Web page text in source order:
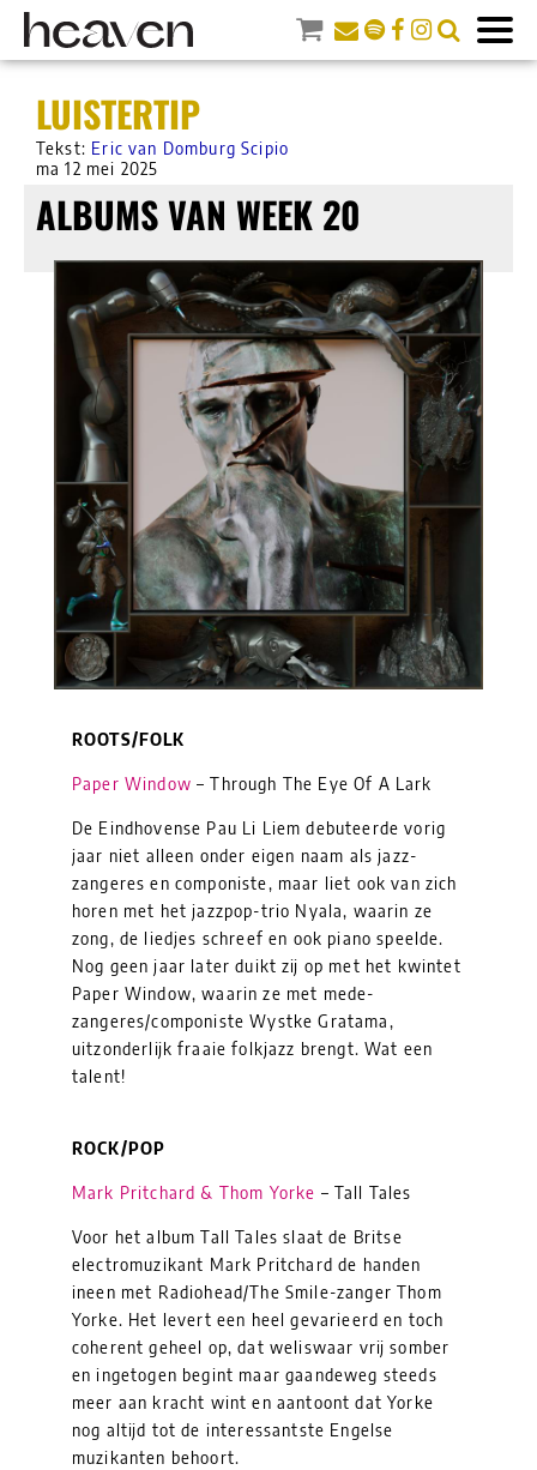
LUISTERTIP
Tekst: Eric van Domburg Scipio
ma 12 mei 2025
ALBUMS VAN WEEK 20
ROOTS/FOLK
Paper Window – Through The Eye Of A Lark
De Eindhovense Pau Li Liem debuteerde vorig
jaar niet alleen onder eigen naam als jazz-
zangeres en componiste, maar liet ook van zich
horen met het jazzpop-trio Nyala, waarin ze
zong, de liedjes schreef en ook piano speelde.
Nog geen jaar later duikt zij op met het kwintet
Paper Window, waarin ze met mede-
zangeres/componiste Wystke Gratama,
uitzonderlijk fraaie folkjazz brengt. Wat een
talent!
ROCK/POP
Mark Pritchard & Thom Yorke – Tall Tales
Voor het album Tall Tales slaat de Britse
electromuzikant Mark Pritchard de handen
ineen met Radiohead/The Smile-zanger Thom
Yorke. Het levert een heel gevarieerd en toch
coherent geheel op, dat weliswaar vrij somber
en ingetogen begint maar gaandeweg steeds
meer aan kracht wint en aantoont dat Yorke
nog altijd tot de interessantste Engelse
muzikanten behoort.